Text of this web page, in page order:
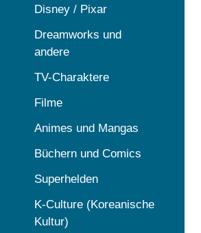
Disney / Pixar
Dreamworks und
andere
TV-Charaktere
Filme
Animes und Mangas
Büchern und Comics
Superhelden
K-Culture (Koreanische
Kultur)